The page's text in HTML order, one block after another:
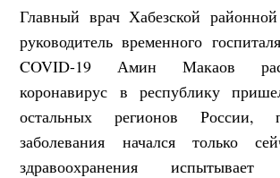
Главный врач Хабезской
руководитель временного
COVID-19 Амин Макаов
коронавирус в республику
остальных регионов России,
заболевания начался только
здравоохранения испытывает